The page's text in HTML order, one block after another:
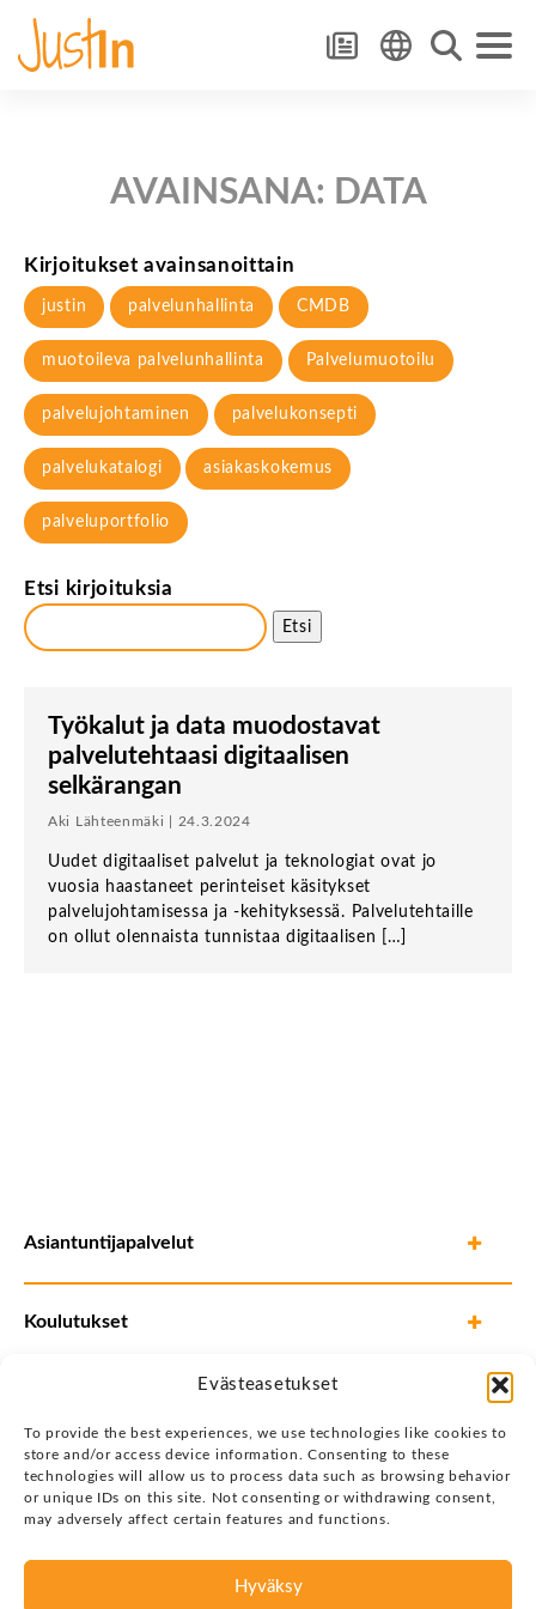
Evästeasetukset
To provide the best experiences, we use technologies like cookies to
store and/or access device information. Consenting to these
technologies will allow us to process data such as browsing behavior
or unique IDs on this site. Not consenting or withdrawing consent,
may adversely affect certain features and functions.
Hyväksy
AVAINSANA: DATA
Kirjoitukset avainsanoittain
justin palvelunhallinta CMDB
muotoileva palvelunhallinta Palvelumuotoilu
palvelujohtaminen palvelukonsepti
palvelukatalogi asiakaskokemus
palveluportfolio
Etsi kirjoituksia
Etsi
Työkalut ja data muodostavat
palvelutehtaasi digitaalisen
selkärangan
Aki Lähteenmäki | 24.3.2024
Uudet digitaaliset palvelut ja teknologiat ovat jo
vuosia haastaneet perinteiset käsitykset
palvelujohtamisessa ja -kehityksessä. Palvelutehtaille
on ollut olennaista tunnistaa digitaalisen […]
Asiantuntijapalvelut
Koulutukset